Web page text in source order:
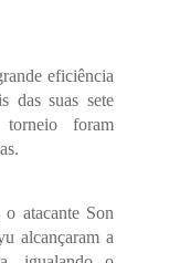
eficiência
das suas sete
foram
atacante Son
alcançaram a